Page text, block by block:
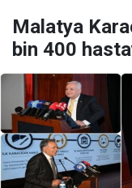
Malatya
bin 400